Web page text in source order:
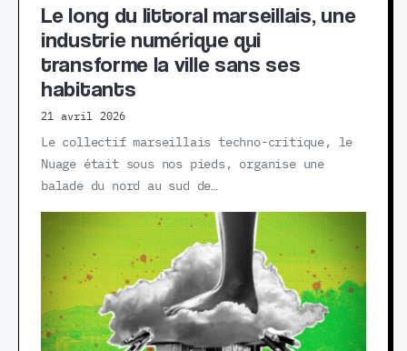
Le long du littoral marseillais, une
industrie numérique qui
transforme la ville sans ses
habitants
21 avril 2026
Le collectif marseillais techno-critique, le
Nuage était sous nos pieds, organise une
balade du nord au sud de…